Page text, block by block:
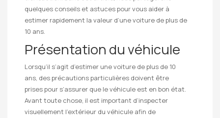
quelques conseils et astuces pour vous aider à
estimer rapidement la valeur d’une voiture de plus de
10 ans.
Présentation du véhicule
Lorsqu’il s’agit d’estimer une voiture de plus de 10
ans, des précautions particulières doivent être
prises pour s’assurer que le véhicule est en bon état.
Avant toute chose, il est important d’inspecter
visuellement l’extérieur du véhicule afin de